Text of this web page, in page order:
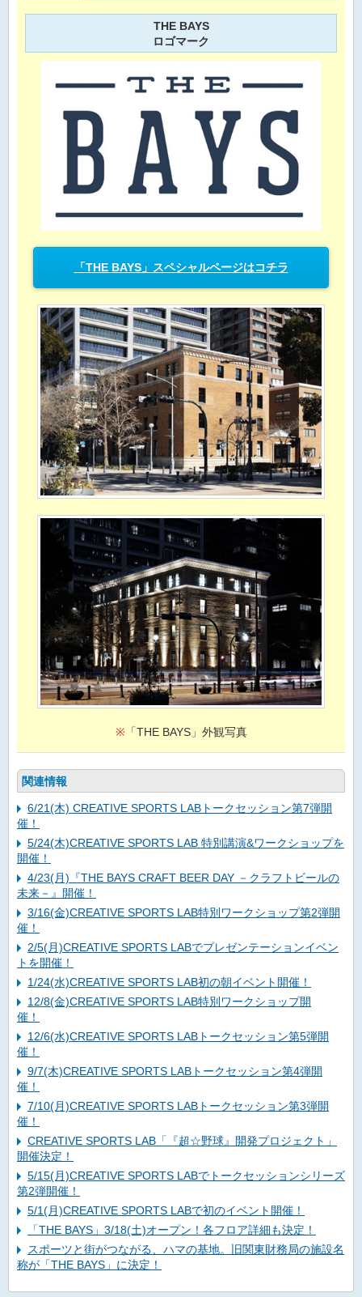
THE BAYS
ロゴマーク
「THE BAYS」スペシャルページはコチラ
※ 「THE BAYS」外観写真
関連情報
6/21(木) CREATIVE SPORTS LABトークセッション第7弾開
催！
5/24(木)CREATIVE SPORTS LAB 特別講演&ワークショップを
開催！
4/23(月)『THE BAYS CRAFT BEER DAY －クラフトビールの
未来－』開催！
3/16(金)CREATIVE SPORTS LAB特別ワークショップ第2弾開
催！
2/5(月)CREATIVE SPORTS LABでプレゼンテーションイベン
トを開催！
1/24(水)CREATIVE SPORTS LAB初の朝イベント開催！
12/8(金)CREATIVE SPORTS LAB特別ワークショップ開
催！
12/6(水)CREATIVE SPORTS LABトークセッション第5弾開
催！
9/7(木)CREATIVE SPORTS LABトークセッション第4弾開
催！
7/10(月)CREATIVE SPORTS LABトークセッション第3弾開
催！
CREATIVE SPORTS LAB「『超☆野球』開発プロジェクト」
開催決定！
5/15(月)CREATIVE SPORTS LABでトークセッションシリーズ
第2弾開催！
5/1(月)CREATIVE SPORTS LABで初のイベント開催！
「THE BAYS」3/18(土)オープン！各フロア詳細も決定！
スポーツと街がつながる、ハマの基地。旧関東財務局の施設名
称が「THE BAYS」に決定！